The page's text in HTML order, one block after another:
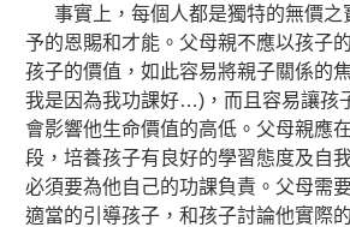
事實上，每個人都是獨特的無價之
予的恩賜和才能。父母親不應以孩子
孩子的價值，如此容易將親子關係的
我是因為我功課好…)，而且容易讓孩
會影響他生命價值的高低。 父母親應
段，培養孩子有良好的學習態度及自
必須要為他自己的功課負責。父母需
適當的引導孩子，和孩子討論他實際